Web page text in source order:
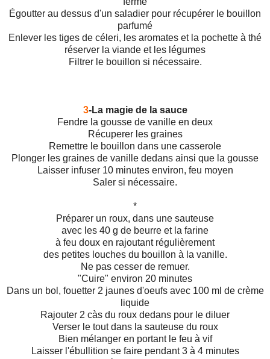
Égoutter au dessus d'un saladier pour récupérer le bouillon
parfumé
Enlever les tiges de céleri, les aromates et la pochette à thé
réserver la viande et les légumes
Filtrer le bouillon si nécessaire.
3-La magie de la sauce
Fendre la gousse de vanille en deux
Récuperer les graines
Remettre le bouillon dans une casserole
Plonger les graines de vanille dedans ainsi que la gousse
Laisser infuser 10 minutes environ, feu moyen
Saler si nécessaire.
*
Préparer un roux, dans une sauteuse
avec les 40 g de beurre et la farine
à feu doux en rajoutant régulièrement
des petites louches du bouillon à la vanille.
Ne pas cesser de remuer.
"Cuire" environ 20 minutes
Dans un bol, fouetter 2 jaunes d'oeufs avec 100 ml de crème
liquide
Rajouter 2 càs du roux dedans pour le diluer
Verser le tout dans la sauteuse du roux
Bien mélanger en portant le feu à vif
Laisser l'ébullition se faire pendant 3 à 4 minutes